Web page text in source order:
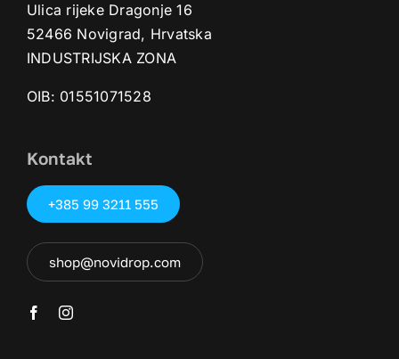
Ulica rijeke Dragonje 16
52466 Novigrad, Hrvatska
INDUSTRIJSKA ZONA
OIB: 01551071528‬
Kontakt
+385 99 3211 555
shop@novidrop.com